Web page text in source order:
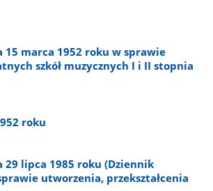
marca 1952 roku w sprawie
szkół muzycznych I i II stopnia
roku
lipca 1985 roku (Dziennik
utworzenia, przekształcenia